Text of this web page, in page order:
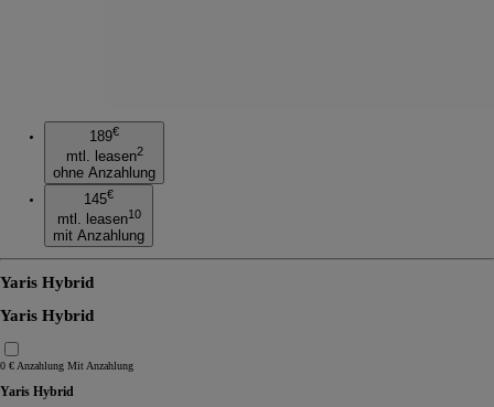
189€
mtl. leasen2
ohne Anzahlung
145€
mtl. leasen10
mit Anzahlung
Yaris Hybrid
Yaris Hybrid
0 € Anzahlung Mit Anzahlung
Yaris Hybrid